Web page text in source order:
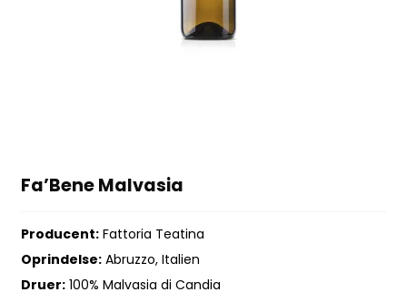
Fa’Bene Malvasia
Producent: Fattoria Teatina
Oprindelse: Abruzzo, Italien
Druer: 100% Malvasia di Candia